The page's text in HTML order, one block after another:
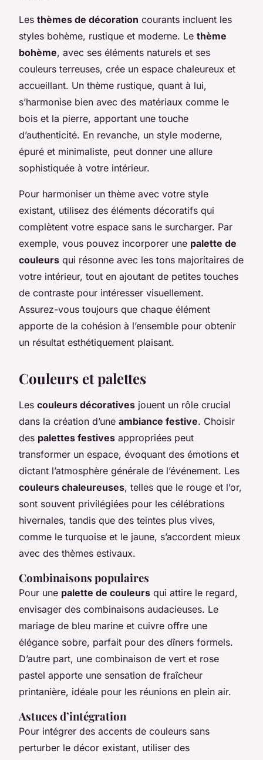
Les thèmes de décoration courants incluent les
styles bohème, rustique et moderne. Le thème
bohème, avec ses éléments naturels et ses
couleurs terreuses, crée un espace chaleureux et
accueillant. Un thème rustique, quant à lui,
s’harmonise bien avec des matériaux comme le
bois et la pierre, apportant une touche
d’authenticité. En revanche, un style moderne,
épuré et minimaliste, peut donner une allure
sophistiquée à votre intérieur.
Pour harmoniser un thème avec votre style
existant, utilisez des éléments décoratifs qui
complètent votre espace sans le surcharger. Par
exemple, vous pouvez incorporer une palette de
couleurs qui résonne avec les tons majoritaires de
votre intérieur, tout en ajoutant de petites touches
de contraste pour intéresser visuellement.
Assurez-vous toujours que chaque élément
apporte de la cohésion à l’ensemble pour obtenir
un résultat esthétiquement plaisant.
Couleurs et palettes
Les couleurs décoratives jouent un rôle crucial
dans la création d’une ambiance festive. Choisir
des palettes festives appropriées peut
transformer un espace, évoquant des émotions et
dictant l’atmosphère générale de l’événement. Les
couleurs chaleureuses, telles que le rouge et l’or,
sont souvent privilégiées pour les célébrations
hivernales, tandis que des teintes plus vives,
comme le turquoise et le jaune, s’accordent mieux
avec des thèmes estivaux.
Combinaisons populaires
Pour une palette de couleurs qui attire le regard,
envisager des combinaisons audacieuses. Le
mariage de bleu marine et cuivre offre une
élégance sobre, parfait pour des dîners formels.
D’autre part, une combinaison de vert et rose
pastel apporte une sensation de fraîcheur
printanière, idéale pour les réunions en plein air.
Astuces d’intégration
Pour intégrer des accents de couleurs sans
perturber le décor existant, utiliser des